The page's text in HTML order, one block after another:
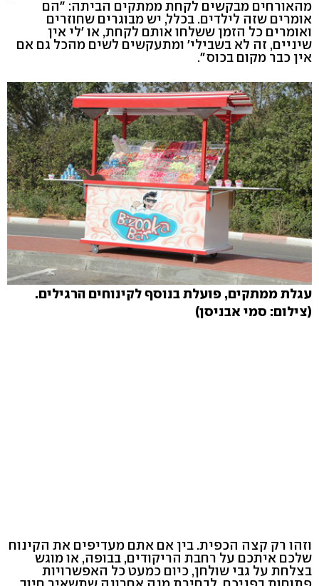
מהאורחים מבקשים לקחת ממתקים הביתה: "הם
אומרים שזה לילדים. בכלל, יש מבוגרים שחוזרים
ואומרים כל הזמן ששלחו אותם לקחת, או 'לי אין
שיניים, זה לא בשבילי' ומתעקשים לשים מהכל גם אם
אין כבר מקום בכוס".
עגלת ממתקים, פועלת בנוסף לקינוחים הרגילים.
(צילום: סמי אבניסן)
וזהו רק קצה הכפית. בין אם אתם מעדיפים את הקינוח
שלכם איתכם על רחבת הריקודים, בבופה, או מוגש
בצלחת על גבי שולחן, כיום כמעט כל האפשרויות